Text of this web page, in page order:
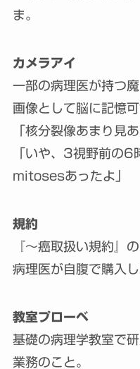
ま。
カメラアイ
一部の病理医が持つ
画像として脳に記憶可
「核分裂像あまり見
「いや、3視野前の
mitosesあったよ」
規約
『～癌取扱い規約』
病理医が自腹で購入し
教室プローベ
基礎の病理学教室で
業務のこと。